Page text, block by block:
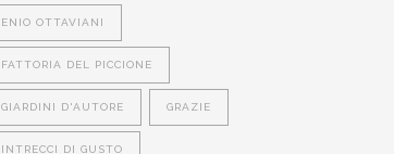
ENIO OTTAVIANI
FATTORIA DEL PICCIONE
GIARDINI D'AUTORE GRAZIE
INTRECCI DI GUSTO